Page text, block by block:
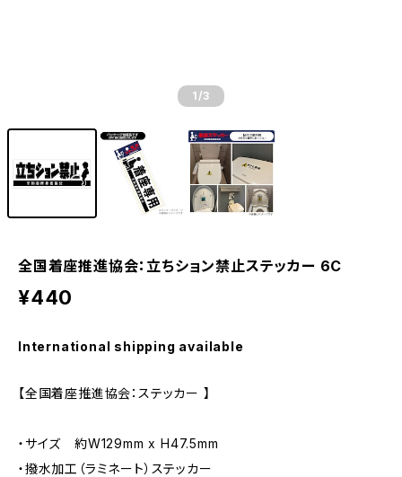
1 /3
全国着座推進協会：立ちション禁止ステッカー 6C
¥440
International shipping available
【全国着座推進協会：ステッカー 】
・サイズ 約W129mm x H47.5mm
・撥水加工（ラミネート）ステッカー